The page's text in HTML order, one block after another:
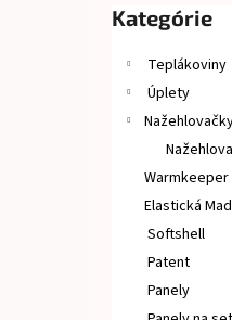
Preskočiť
kategórie
Kategórie
Teplákoviny
Úplety
Warmkeeper
Elastická
Softshell
Patent
Panely